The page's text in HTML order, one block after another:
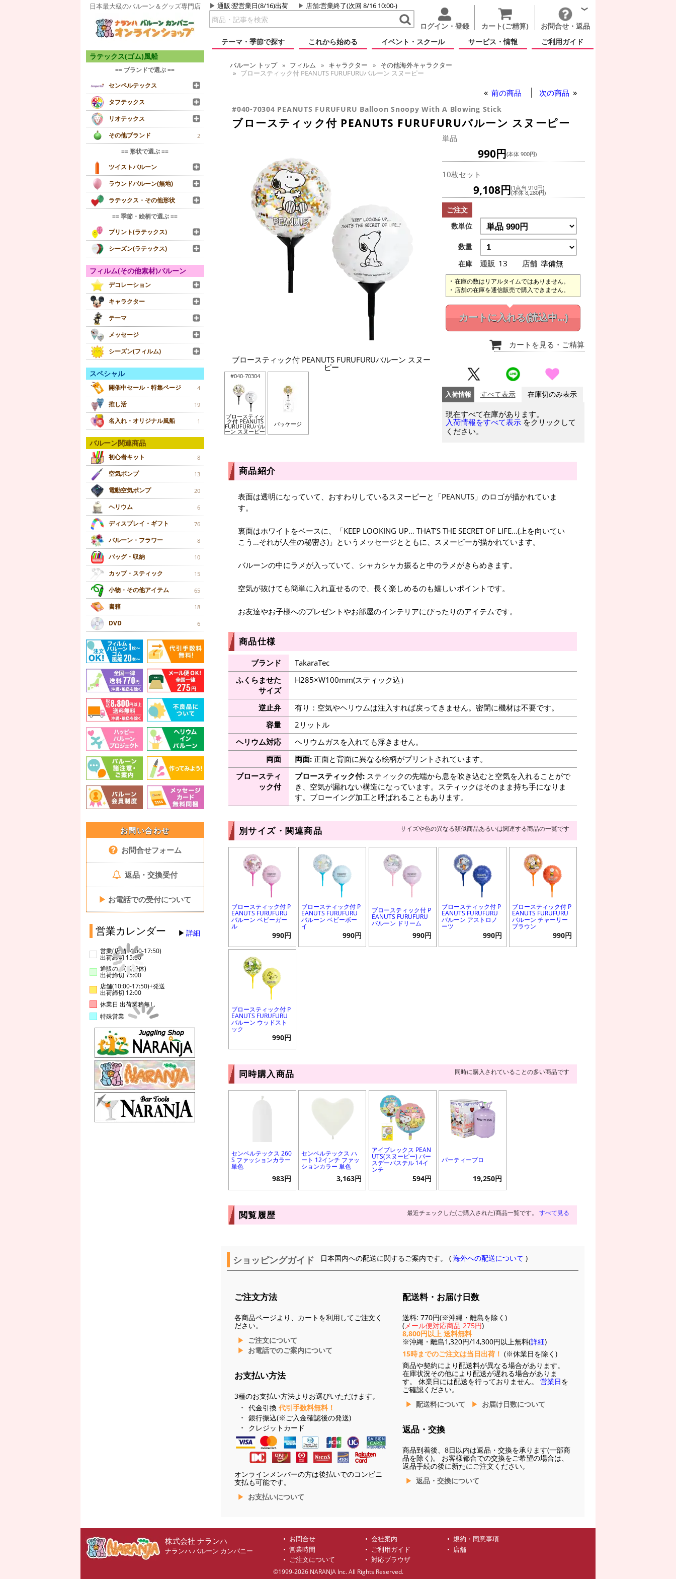
日本最大級のバルーン＆グッズ専門店 通販:翌営業日(8/16)出荷 店舗:営業終了(次回 8/16 10:00-)
ログイン・登録 カート(ご精算)
お問合せ・返品
テーマ・季節で探す
これから始める イベント・スクール サービス・情報 ご利用ガイド
ラテックス(ゴム)風船
== ブランドで選ぶ ==
センペルテックス
タフテックス
リオテックス
その他ブランド
2
== 形状で選ぶ ==
ツイストバルーン
ラウンドバルーン(無地)
ラテックス・その他形状
== 季節・絵柄で選ぶ ==
プリント(ラテックス)
シーズン(ラテックス)
フィルム(その他素材)バルーン
デコレーション
キャラクター
テーマ
メッセージ
シーズン(フィルム)
スペシャル
開催中セール・特集ページ 4
推し活 19
名入れ・オリジナル風船 1
バルーン関連商品
初心者キット 8
空気ポンプ 13
電動空気ポンプ 20
ヘリウム 6
ディスプレイ・ギフト 76
バルーン・フラワー 8
バッグ・収納 10
カップ・スティック 15
小物・その他アイテム 65
書籍 18
DVD 6
お問い合わせ
お問合せフォーム
返品・交換受付
▶ お電話での受付について
営業カレンダー 詳細
営業(店舗14:00-17:50)
出荷締切 15:00
通販のみ(店舗休)
出荷締切 15:00
店舗(10:00-17:50)+発送
出荷締切 12:00
休業日 出荷業務無し
特殊営業
バルーン トップ フィルム キャラクター
その他海外キャラクター
ブロースティック付 PEANUTS FURUFURUバルーン スヌーピー
前の商品 次の商品
#040-70304 PEANUTS FURUFURU Balloon Snoopy With A Blowing Stick
ブロースティック付 PEANUTS FURUFURUバルーン スヌーピー
ブロースティック付 PEANUTS FURUFURUバルーン スヌー
ピー
#040-70304
ブロースティッ
ク付 PEANUTS
FURUFURUバル
ーン スヌーピー
パッケージ
単品
990円(本体 900円)
10枚セット
9,108円(1点当 910円)
(本体 8,280円)
ご注文
数単位
数量
在庫
通販 13 店舗 準備無
在庫の数はリアルタイムではありません。
店舗の在庫を通信販売で購入できません。
カートに入れる(読込中...)
カートを見る ・ご精算
入荷情報 すべて表示 在庫切のみ表示
現在すべて在庫があります。
入荷情報をすべて表示 をクリックして
ください。
商品紹介
表面は透明になっていて、おすわりしているスヌーピーと「PEANUTS」のロゴが描かれていま
す。
裏面はホワイトをベースに、「KEEP LOOKING UP… THAT’S THE SECRET OF LIFE…(上を向いてい
こう…それが人生の秘密さ)」というメッセージとともに、スヌーピーが描かれています。
バルーンの中にラメが入っていて、シャカシャカ振ると中のラメがきらめきます。
空気が抜けても簡単に入れ直せるので、長く楽しめるのも嬉しいポイントです。
お友達やお子様へのプレゼントやお部屋のインテリアにぴったりのアイテムです。
商品仕様
ブランド
TakaraTec
ふくらませた
サイズ
H285×W100mm(スティック込）
逆止弁
有り：空気やヘリウムは注入すれば戻ってきません。密閉に機材は不要です。
容量
2リットル
ヘリウム対応
ヘリウムガスを入れても浮きません。
両面
両面:正面と背面に異なる絵柄がプリントされています。
ブロースティ
ック付
ブロースティック付:スティックの先端から息を吹き込むと空気を入れることがで
き、空気が漏れない構造になっています。スティックはそのまま持ち手になりま
す。ブローイング加工と呼ばれることもあります。
別サイズ・関連商品 サイズや色の異なる類似商品あるいは関連する商品の一覧です
ブロースティック付 P
EANUTS FURUFURU
バルーン ベビーガー
ル
990円
ブロースティック付 P
EANUTS FURUFURU
バルーン ベビーボー
イ
990円
ブロースティック付 P
EANUTS FURUFURU
バルーン ドリーム
990円
ブロースティック付 P
EANUTS FURUFURU
バルーン アストロノ
ーツ
990円
ブロースティック付 P
EANUTS FURUFURU
バルーン チャーリー
ブラウン
990円
ブロースティック付 P
EANUTS FURUFURU
バルーン ウッドスト
ック
990円
同時購入商品 同時に購入されていることの多い商品です
センペルテックス 260
S ファッションカラー
単色
983円
センペルテックス ハ
ート 12インチ ファッ
ションカラー 単色
3,163円
アイブレックス PEAN
UTS(スヌーピー) バー
スデーパステル 14イ
ンチ
594円
パーティープロ
19,250円
閲覧履歴 最近チェックした(ご購入された)商品一覧です。 すべて見る
ショッピングガイド 日本国内への配送に関するご案内です。 (海外への配送について )
ご注文方法
各商品ページより、カートを利用してご注文く
ださい。
ご注文について
お電話でのご案内について
お支払い方法
3種のお支払い方法よりお選びいただけます。
代金引換 代引手数料無料！
銀行振込(※ご入金確認後の発送)
クレジットカード
オンラインメンバーの方は後払いでのコンビニ
支払も可能です。
お支払いについて
配送料・お届け日数
送料: 770円(※沖縄・離島を除く)
(メール便対応商品 275円)
8,800円以上 送料無料
※沖縄・離島1,320円/14,300円以上無料(詳細)
15時までのご注文は当日出荷！ (※休業日を除く)
商品や契約により配送料が異なる場合があります。
在庫状況その他により配送が遅れる場合がありま
す。 休業日には配送を行っておりません。 営業日を
ご確認ください。
配送料について
お届け日数について
返品・交換
商品到着後、8日以内は返品・交換を承ります(一部商
品を除く)。 お客様都合での交換をご希望の場合は、
返品手続の後に新たにご注文ください。
返品・交換について
株式会社 ナランハ
ナランハ バルーン カンパニー
お問合せ 会社案内
規約・同意事項
営業時間
ご利用ガイド
店舗
ご注文について
対応ブラウザ
©1999-2026 NARANJA Inc. All Rights Reserved.